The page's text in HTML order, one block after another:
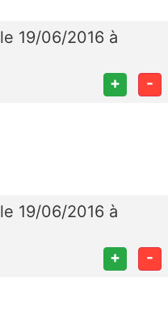
le 19/06/2016 à
+ -
le 19/06/2016 à
+ -